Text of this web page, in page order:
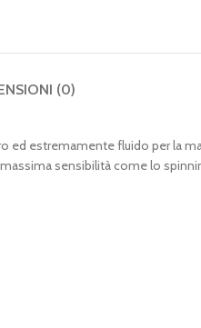
(0)
ed estremamente fluido per la
sensibilità come lo